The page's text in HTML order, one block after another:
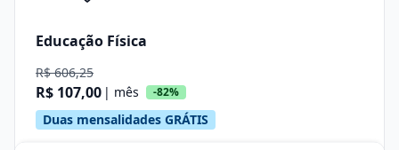
Educação Física
R$ 606,25
R$ 107,00 | mês -82%
Duas mensalidades GRÁTIS